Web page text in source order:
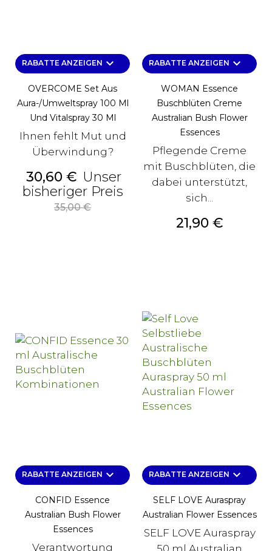
RABATTE ANZEIGEN keyboard_arrow_down
OVERCOME Set Aus
Aura-/Umweltspray 100 Ml
Und Vitalspray 30 Ml
Ihnen fehlt Mut und
Überwindung?
Preis
30,60 € Unser
bisheriger PreisAlter
35,00 €
RABATTE ANZEIGEN keyboard_arrow_down
WOMAN Essence
Buschblüten Creme
Australian Bush Flower
Essences
Pflegende Creme
mit Buschblüten, die
dabei unterstützt,
sich...
Preis
21,90 €
RABATTE ANZEIGEN keyboard_arrow_down
CONFID Essence
Australian Bush Flower
Essences
Verantwortung
RABATTE ANZEIGEN keyboard_arrow_down
SELF LOVE Auraspray
Australian Flower Essences
SELF LOVE Auraspray